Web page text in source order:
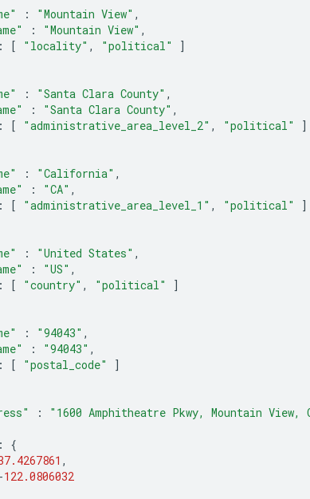
: "Mountain View" ,
: "Mountain View" ,
: [ "locality" , "political"
]
: "Santa Clara County" ,
: "Santa Clara County" ,
: [ "administrative_area_level_2" , "political"
]
: "California" ,
: "CA" ,
: [ "administrative_area_level_1" , "political"
]
: "United States" ,
: "US" ,
: [ "country" , "political"
]
: "94043" ,
: "94043" ,
: [ "postal_code"
]
: "1600 Amphitheatre Pkwy, Mountain View,
:
{
,
122.0806032